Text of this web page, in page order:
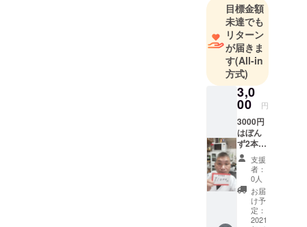
目標金額
未達でも
リターン
が届きま
す(All-in
方式)
3,0
00 円
3000円
はぼん
ず2本と
食事券
1000円
送料は
私が持
ちます
2021年
12月31
支援
者：
0人
お届
け予
定：
2021